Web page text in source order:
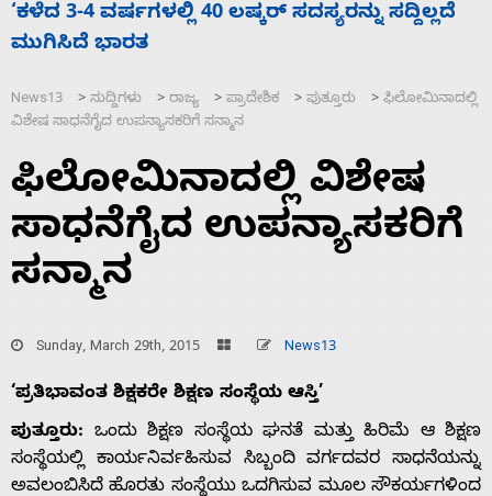
ಸದ್ದಿಲ್ಲದೆ
ಕೆಂಪು ಸಮುದ್ರದಲ್ಲಿ ದಾಳಿ, ಭಾರತ ಧ್ವಜ
News13 > ಸುದ್ದಿಗಳು > ರಾಜ್ಯ > ಪ್ರಾದೇಶಿಕ > ಪುತ್ತೂರು > ಫಿಲೋಮಿನಾದಲ್ಲಿ
ವಿಶೇಷ ಸಾಧನೆಗೈದ ಉಪನ್ಯಾಸಕರಿಗೆ ಸನ್ಮಾನ
ಫಿಲೋಮಿನಾದಲ್ಲಿ ವಿಶೇಷ
ಸಾಧನೆಗೈದ ಉಪನ್ಯಾಸಕರಿಗೆ
ಸನ್ಮಾನ
Sunday, March 29th, 2015 News13
‘ಪ್ರತಿಭಾವಂತ ಶಿಕ್ಷಕರೇ ಶಿಕ್ಷಣ ಸಂಸ್ಥೆಯ ಆಸ್ತಿ’
ಪುತ್ತೂರು: ಒಂದು ಶಿಕ್ಷಣ ಸಂಸ್ಥೆಯ ಘನತೆ ಮತ್ತು ಹಿರಿಮೆ ಆ ಶಿಕ್ಷಣ
ಸಂಸ್ಥೆಯಲ್ಲಿ ಕಾರ್ಯನಿರ್ವಹಿಸುವ ಸಿಬ್ಬಂದಿ ವರ್ಗದವರ ಸಾಧನೆಯನ್ನು
ಅವಲಂಬಿಸಿದೆ ಹೊರತು ಸಂಸ್ಥೆಯು ಒದಗಿಸುವ ಮೂಲ ಸೌಕರ್ಯಗಳಿಂದ